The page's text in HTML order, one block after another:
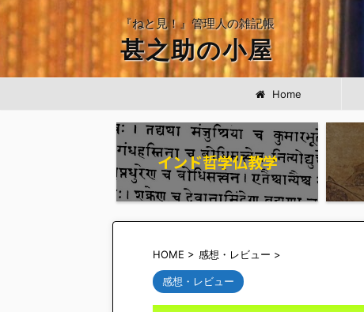
『ねと見！』管理人の雑記帳
甚之助の小屋
Home
インド哲学仏教学
HOME > 感想・レビュー >
感想・レビュー